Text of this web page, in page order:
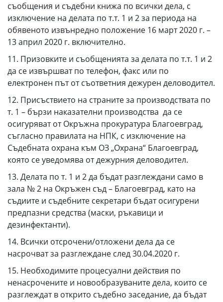
съобщения и съдебни книжа по всички дела, с
изключение на делата по т.т. 1 и 2 за периода на
обявеното извънредно положение 16 март 2020 г. –
13 април 2020 г. включително.
11. Призовките и съобщенията за делата по т.т. 1 и 2
да се извършват по телефон, факс или по
електронен път от съответния дежурен деловодител.
12. Присъствието на страните за производствата по
т. 1 – бързи наказателни производства да се
осигуряват от Окръжна прокуратура Благоевград,
съгласно правилата на НПК, с изключение на
Съдебната охрана към ОЗ „Охрана“ Благоевград,
която се уведомява от дежурния деловодител.
13. Делата по т. 1 и 2 да бъдат разглеждани само в
зала № 2 на Окръжен съд – Благоевград, като на
съдиите и съдебните секретари бъдат осигурени
предпазни средства (маски, ръкавици и
дезинфектанти).
14. Всички отсрочени/отложени дела да се
насрочват за разглеждане след 30.04.2020 г.
15. Необходимите процесуални действия по
ненасрочените и новообразуваните дела, които се
разглеждат в открито съдебно заседание, да бъдат